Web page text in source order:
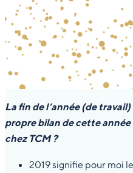
La fin de l’année (de
propre bilan de cette
chez TCM ?
2019 signifie pour moi